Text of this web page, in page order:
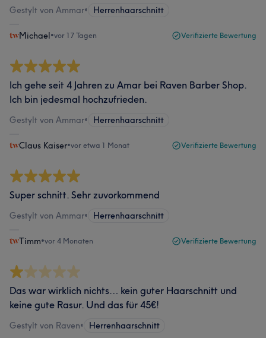
Gestylt von Ammar• Herrenhaarschnitt
Michael•vor 17 Tagen Verifizierte Bewertung
Ich gehe seit 4 Jahren zu Amar bei Raven Barber Shop.
Ich bin jedesmal hochzufrieden.
Gestylt von Ammar• Herrenhaarschnitt
Claus Kaiser•vor etwa 1 Monat Verifizierte Bewertung
Super schnitt. Sehr zuvorkommend
Gestylt von Ammar• Herrenhaarschnitt
Timm•vor 4 Monaten Verifizierte Bewertung
Das war wirklich nichts… kein guter Haarschnitt und
keine gute Rasur. Und das für 45€!
Gestylt von Raven• Herrenhaarschnitt